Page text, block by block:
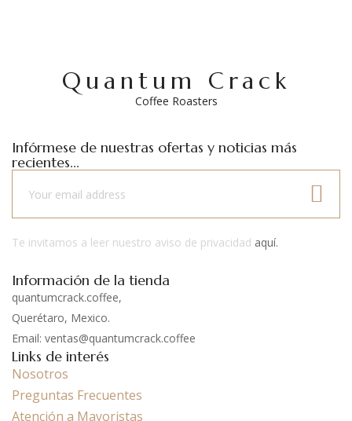
Quantum Crack
Coffee Roasters
Infórmese de nuestras ofertas y noticias más
recientes...
Te invitamos a leer nuestro aviso de privacidad aquí.
Información de la tienda
quantumcrack.coffee,
Querétaro, Mexico.
Email: ventas@quantumcrack.coffee
Links de interés
Nosotros
Preguntas Frecuentes
Atención a Mayoristas